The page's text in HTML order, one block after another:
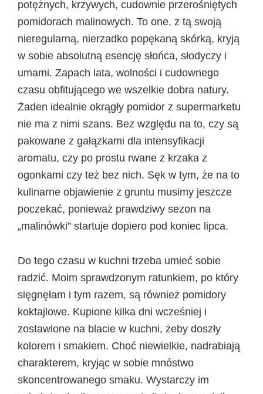
potężnych, krzywych, cudownie przerośniętych
pomidorach malinowych. To one, z tą swoją
nieregularną, nierzadko popękaną skórką, kryją
w sobie absolutną esencję słońca, słodyczy i
umami. Zapach lata, wolności i cudownego
czasu obfitującego we wszelkie dobra natury.
Żaden idealnie okrągły pomidor z supermarketu
nie ma z nimi szans. Bez względu na to, czy są
pakowane z gałązkami dla intensyfikacji
aromatu, czy po prostu rwane z krzaka z
ogonkami czy też bez nich. Sęk w tym, że na to
kulinarne objawienie z gruntu musimy jeszcze
poczekać, ponieważ prawdziwy sezon na
„malinówki” startuje dopiero pod koniec lipca.
Do tego czasu w kuchni trzeba umieć sobie
radzić. Moim sprawdzonym ratunkiem, po który
sięgnęłam i tym razem, są również pomidory
koktajlowe. Kupione kilka dni wcześniej i
zostawione na blacie w kuchni, żeby doszły
kolorem i smakiem. Choć niewielkie, nadrabiają
charakterem, kryjąc w sobie mnóstwo
skoncentrowanego smaku. Wystarczy im